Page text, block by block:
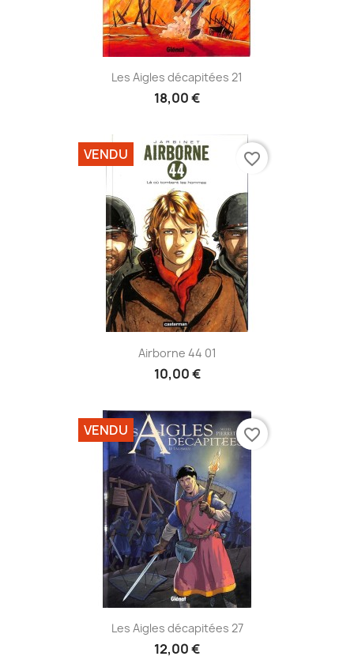
Les Aigles décapitées 21
18,00 €
Airborne 44 01
10,00 €
VENDU favorite_border
Les Aigles décapitées 27
12,00 €
VENDU favorite_border